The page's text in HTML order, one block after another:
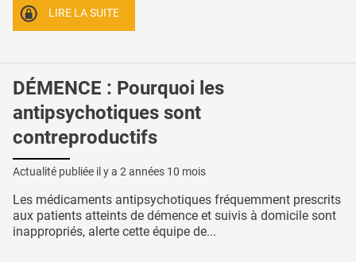
LIRE LA SUITE
DÉMENCE : Pourquoi les
antipsychotiques sont
contreproductifs
Actualité publiée il y a 2 années 10 mois
Les médicaments antipsychotiques fréquemment prescrits
aux patients atteints de démence et suivis à domicile sont
inappropriés, alerte cette équipe de...